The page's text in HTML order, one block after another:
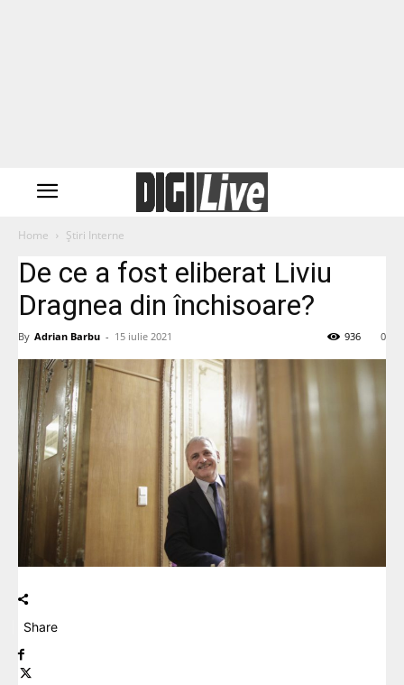
Home Știri Interne
De ce a fost eliberat Liviu
Dragnea din închisoare?
By Adrian Barbu - 15 iulie 2021 0
936
Share